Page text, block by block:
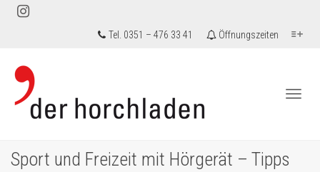
Tel. 0351 – 476 33 41 Öffnungszeiten
Sport und Freizeit mit Hörgerät – Tipps